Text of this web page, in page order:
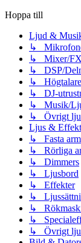
Hoppa till
Ljud &
↳
↳ Mixer/
↳ DSP/
↳
↳ DJ-
↳ Musik/
↳ Övrigt
Ljus &
↳ Fasta
↳ Rörliga
↳ Dimmers
↳ Ljusbord
↳ Effekter
↳
↳
↳
↳ Övrigt